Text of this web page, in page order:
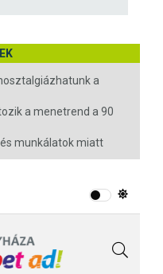
a
a menetrend a 90
munkálatok miatt